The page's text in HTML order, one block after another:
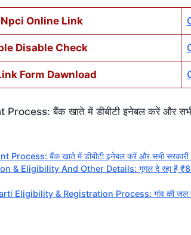
Online Link
Disable Check
Form Dawnload
बैंक खाते में डीबीटी इनेबल करें और सभी
बैंक खाते में डीबीटी इनेबल करें और सभी सरकारी
Eligibility And Other Details: गूगल दे रहा है
Eligibility & Registration Process: गांव की जल